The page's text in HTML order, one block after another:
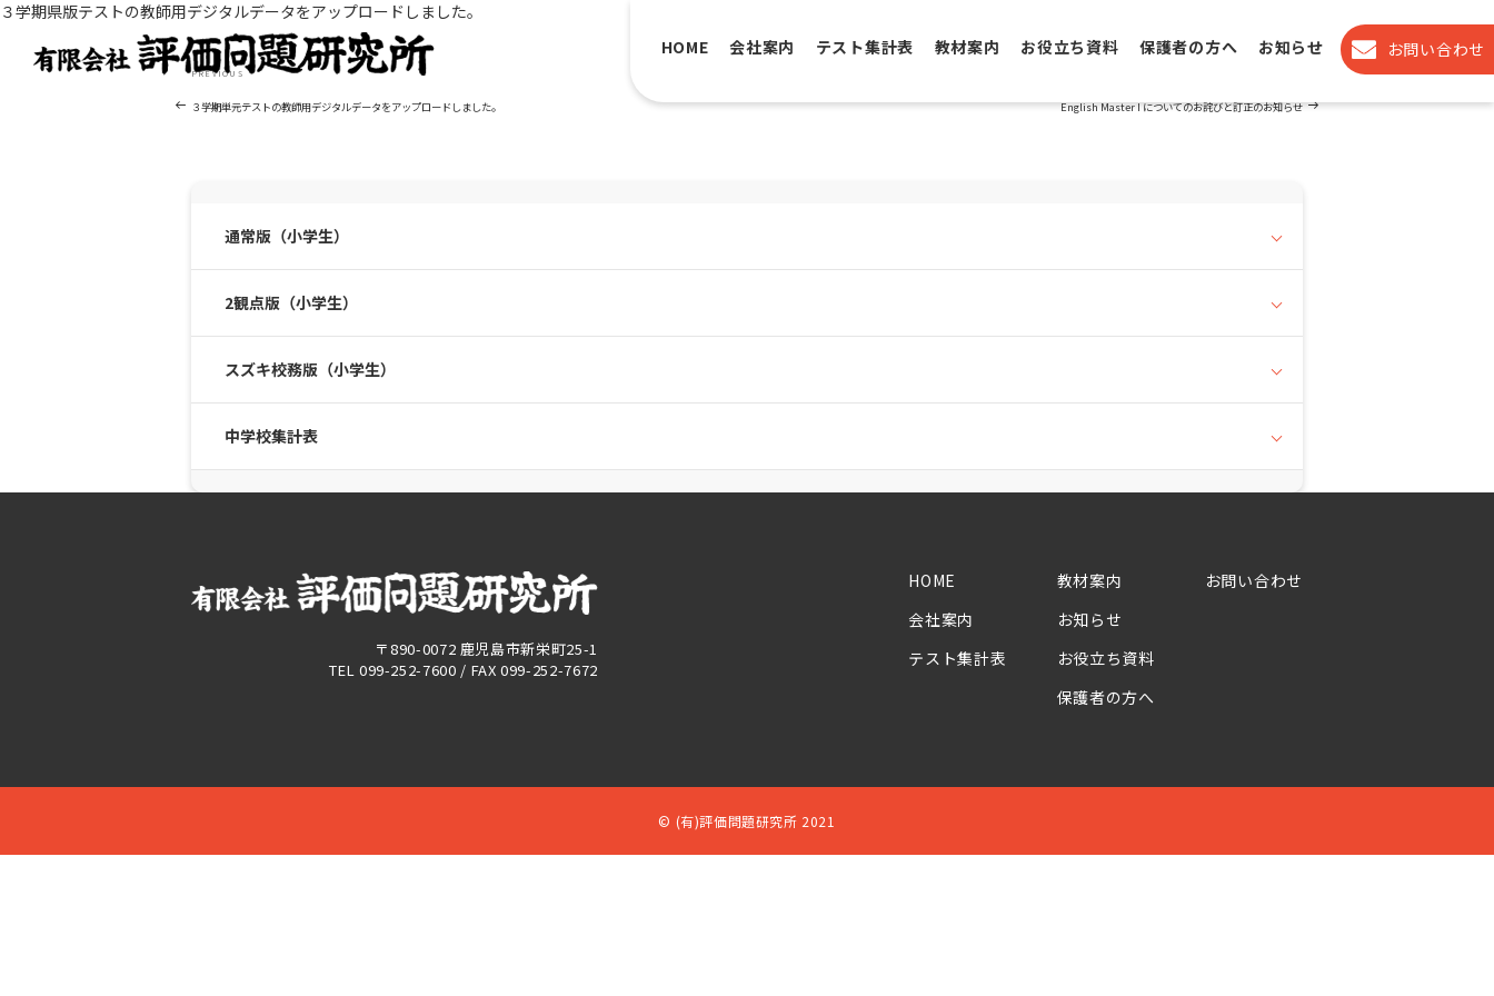
HOME 会社案内 テスト集計表 教材案内 お役立ち資料 保護者の方へ お知らせ お問い合わせ
３学期県版テストの教師用デジタルデータをアップロードしました。
投
稿
ナ
Previous
PREVIOUS
３学期単元テストの教師用デジタルデータをアップロードしました。 English Master I についてのお詫びと訂正のお知らせ
通常版（小学生）
2観点版（小学生）
スズキ校務版（小学生）
中学校集計表
〒890-0072 鹿児島市新栄町25-1
TEL 099-252-7600 / FAX 099-252-7672
HOME
会社案内
テスト集計表
教材案内
お知らせ
お役立ち資料
保護者の方へ
お問い合わせ
© (有)評価問題研究所 2021